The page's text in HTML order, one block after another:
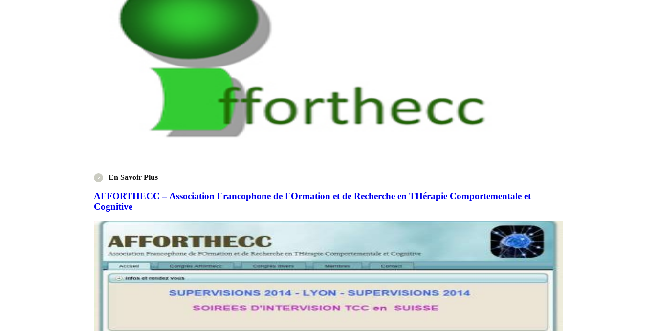
En Savoir Plus
AFFORTHECC – Association Francophone de FOrmation et de Recherche en THérapie Comportementale et
Cognitive